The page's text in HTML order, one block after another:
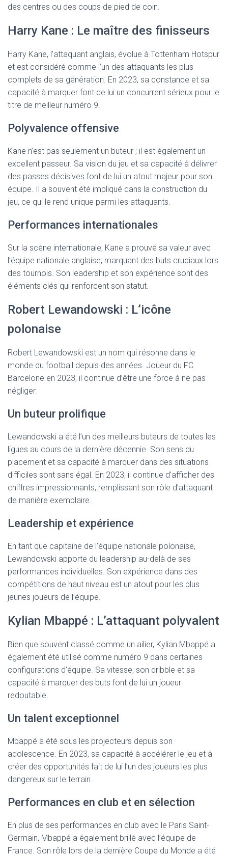
des centres ou des coups de pied de coin.
Harry Kane : Le maître des finisseurs
Harry Kane, l’attaquant anglais, évolue à Tottenham Hotspur
et est considéré comme l’un des attaquants les plus
complets de sa génération. En 2023, sa constance et sa
capacité à marquer font de lui un concurrent sérieux pour le
titre de meilleur numéro 9.
Polyvalence offensive
Kane n’est pas seulement un buteur ; il est également un
excellent passeur. Sa vision du jeu et sa capacité à délivrer
des passes décisives font de lui un atout majeur pour son
équipe. Il a souvent été impliqué dans la construction du
jeu, ce qui le rend unique parmi les attaquants.
Performances internationales
Sur la scène internationale, Kane a prouvé sa valeur avec
l’équipe nationale anglaise, marquant des buts cruciaux lors
des tournois. Son leadership et son expérience sont des
éléments clés qui renforcent son statut.
Robert Lewandowski : L’icône
polonaise
Robert Lewandowski est un nom qui résonne dans le
monde du football depuis des années. Joueur du FC
Barcelone en 2023, il continue d’être une force à ne pas
négliger.
Un buteur prolifique
Lewandowski a été l’un des meilleurs buteurs de toutes les
ligues au cours de la dernière décennie. Son sens du
placement et sa capacité à marquer dans des situations
difficiles sont sans égal. En 2023, il continue d’afficher des
chiffres impressionnants, remplissant son rôle d’attaquant
de manière exemplaire.
Leadership et expérience
En tant que capitaine de l’équipe nationale polonaise,
Lewandowski apporte du leadership au-delà de ses
performances individuelles. Son expérience dans des
compétitions de haut niveau est un atout pour les plus
jeunes joueurs de l’équipe.
Kylian Mbappé : L’attaquant polyvalent
Bien que souvent classé comme un ailier, Kylian Mbappé a
également été utilisé comme numéro 9 dans certaines
configurations d’équipe. Sa vitesse, son dribble et sa
capacité à marquer des buts font de lui un joueur
redoutable.
Un talent exceptionnel
Mbappé a été sous les projecteurs depuis son
adolescence. En 2023, sa capacité à accélérer le jeu et à
créer des opportunités fait de lui l’un des joueurs les plus
dangereux sur le terrain.
Performances en club et en sélection
En plus de ses performances en club avec le Paris Saint-
Germain, Mbappé a également brillé avec l’équipe de
France. Son rôle lors de la dernière Coupe du Monde a été